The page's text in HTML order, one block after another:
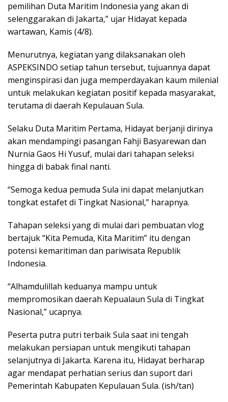
pemilihan Duta Maritim Indonesia yang akan di
selenggarakan di Jakarta,” ujar Hidayat kepada
wartawan, Kamis (4/8).
Menurutnya, kegiatan yang dilaksanakan oleh
ASPEKSINDO setiap tahun tersebut, tujuannya dapat
menginspirasi dan juga memperdayakan kaum milenial
untuk melakukan kegiatan positif kepada masyarakat,
terutama di daerah Kepulauan Sula.
Selaku Duta Maritim Pertama, Hidayat berjanji dirinya
akan mendampingi pasangan Fahji Basyarewan dan
Nurnia Gaos Hi Yusuf, mulai dari tahapan seleksi
hingga di babak final nanti.
“Semoga kedua pemuda Sula ini dapat melanjutkan
tongkat estafet di Tingkat Nasional,” harapnya.
Tahapan seleksi yang di mulai dari pembuatan vlog
bertajuk “Kita Pemuda, Kita Maritim” itu dengan
potensi kemaritiman dan pariwisata Republik
Indonesia.
“Alhamdulillah keduanya mampu untuk
mempromosikan daerah Kepualaun Sula di Tingkat
Nasional,” ucapnya.
Peserta putra putri terbaik Sula saat ini tengah
melakukan persiapan untuk mengikuti tahapan
selanjutnya di Jakarta. Karena itu, Hidayat berharap
agar mendapat perhatian serius dan suport dari
Pemerintah Kabupaten Kepulauan Sula. (ish/tan)